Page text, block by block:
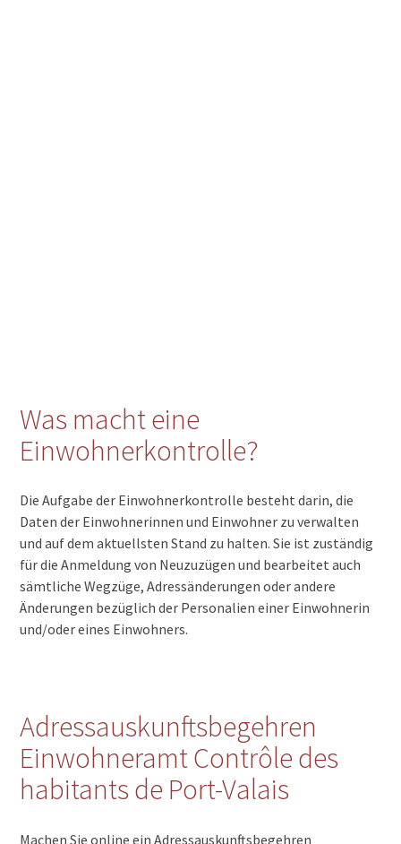
Was macht eine
Einwohnerkontrolle?
Die Aufgabe der Einwohnerkontrolle besteht darin, die
Daten der Einwohnerinnen und Einwohner zu verwalten
und auf dem aktuellsten Stand zu halten. Sie ist zuständig
für die Anmeldung von Neuzuzügen und bearbeitet auch
sämtliche Wegzüge, Adressänderungen oder andere
Änderungen bezüglich der Personalien einer Einwohnerin
und/oder eines Einwohners.
Adressauskunftsbegehren
Einwohneramt Contrôle des
habitants de Port-Valais
Machen Sie online ein Adressauskunftsbegehren